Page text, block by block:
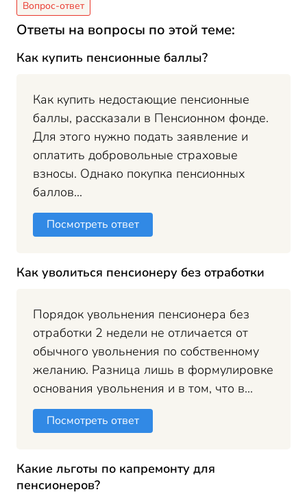
Ответы на вопросы по этой теме:
Как купить пенсионные баллы?
Как купить недостающие пенсионные
баллы, рассказали в Пенсионном фонде.
Для этого нужно подать заявление и
оплатить добровольные страховые
взносы. Однако покупка пенсионных
баллов...
Посмотреть ответ
Как уволиться пенсионеру без отработки
Порядок увольнения пенсионера без
отработки 2 недели не отличается от
обычного увольнения по собственному
желанию. Разница лишь в формулировке
основания увольнения и в том, что в...
Посмотреть ответ
Какие льготы по капремонту для
пенсионеров?